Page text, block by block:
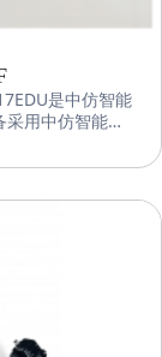
是中仿智能
用中仿智能先
得其更适合面对
个沉浸式的模拟